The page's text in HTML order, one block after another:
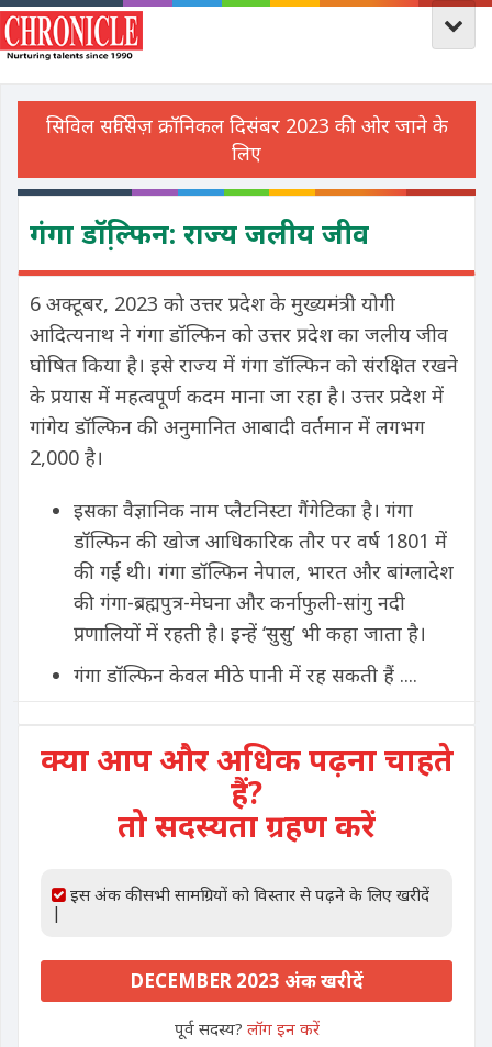
गंगा डॉल्फि़न: राज्य जलीय जीव
6 अक्टूबर, 2023 को उत्तर प्रदेश के मुख्यमंत्री योगी
आदित्यनाथ ने गंगा डॉल्फिन को उत्तर प्रदेश का जलीय जीव
घोषित किया है। इसे राज्य में गंगा डॉल्फिन को संरक्षित रखने
के प्रयास में महत्वपूर्ण कदम माना जा रहा है। उत्तर प्रदेश में
गांगेय डॉल्फिन की अनुमानित आबादी वर्तमान में लगभग
2,000 है।
इसका वैज्ञानिक नाम प्लैटनिस्टा गैंगेटिका है। गंगा
डॉल्फिन की खोज आधिकारिक तौर पर वर्ष 1801 में
की गई थी। गंगा डॉल्फिन नेपाल, भारत और बांग्लादेश
की गंगा-ब्रह्मपुत्र-मेघना और कर्नाफुली-सांगु नदी
प्रणालियों में रहती है। इन्हें ‘सुसु’ भी कहा जाता है।
गंगा डॉल्फिन केवल मीठे पानी में रह सकती हैं ....
क्या आप और अधिक पढ़ना चाहते
हैं?
तो सदस्यता ग्रहण करें
इस अंक की सभी सामग्रियों को विस्तार से पढ़ने के लिए खरीदें
|
DECEMBER 2023 अंक खरीदें
पूर्व सदस्य? लॉग इन करें